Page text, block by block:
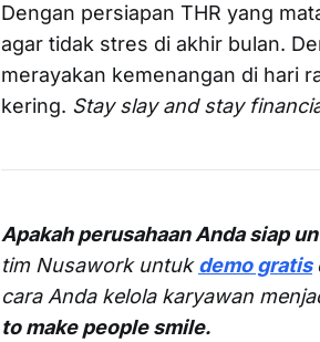
Dengan persiapan THR yang
agar tidak stres di akhir bulan.
merayakan kemenangan di hari
kering. Stay slay and stay
Apakah perusahaan Anda siap
tim Nusawork untukdemo gratis
cara Anda kelola karyawan
to make people smile.